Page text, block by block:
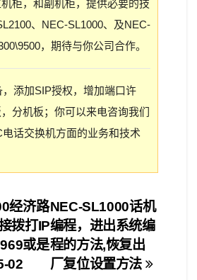
柜，和副机柜，提供必要的技
、NEC-SL1000、及NEC-
，期待与你公司合作。
添加SIP授权，增加端口许
分机板；你可以来电咨询我们
话交换机方面的业务和技术
NEC-SL1000话机
编程，进出系统编
程的方法,恢复出
厂复位设置方法
经济路
拨打IP
或是
02